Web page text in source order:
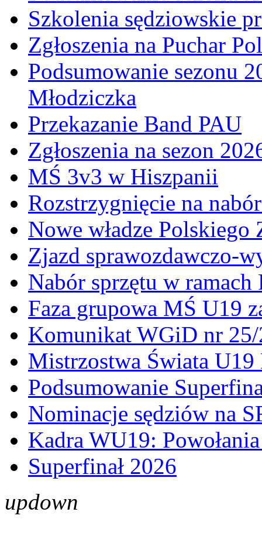
Szkolenia sędziowskie
Zgłoszenia na Puchar
Podsumowanie sezonu
Młodziczka
Przekazanie Band PAU
Zgłoszenia na sezon
MŚ 3v3 w Hiszpanii
Rozstrzygnięcie na
Nowe władze
Zjazd sprawozdawczo-
Nabór sprzętu w ramach
Faza grupowa MŚ U19
Komunikat WGiD nr
Mistrzostwa Świata
Podsumowanie
Nominacje sędziów na
Kadra WU19:
Superfinał 2026
updown